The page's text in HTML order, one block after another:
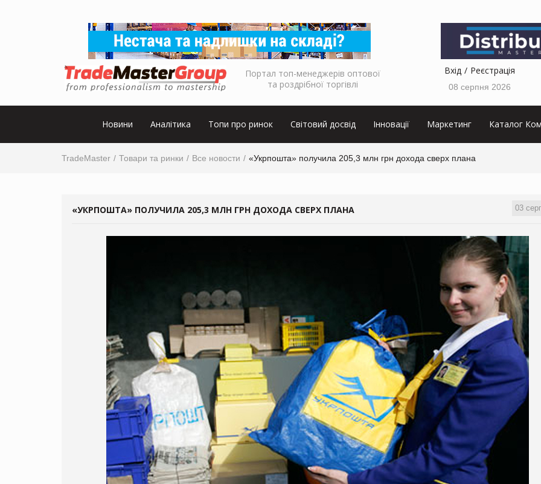
Портал топ-менеджерів оптової
та роздрібної торгівлі
Вхід Реєстрація
08 серпня 2026
Новини Аналітика Топи про ринок Світовий досвід Інновації Маркетинг Каталог
TradeMaster Товари та ринки Все новости «Укрпошта» получила 205,3 млн грн дохода сверх плана
03
«УКРПОШТА» ПОЛУЧИЛА 205,3 МЛН ГРН ДОХОДА СВЕРХ ПЛАНА